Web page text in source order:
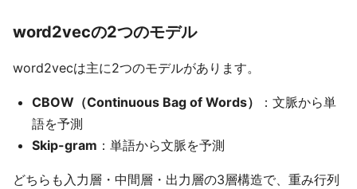
word2vecの2つのモデル
word2vecは主に2つのモデルがあります。
CBOW（Continuous Bag of Words）
：文脈から単
語を予測
Skip-gram ：単語から文脈を予測
どちらも入力層・中間層・出力層の3層構造で、重み行列